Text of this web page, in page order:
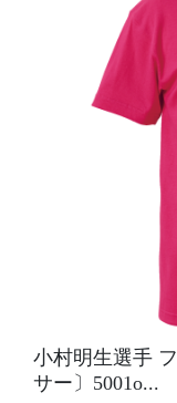
小村明生選手
サー〕5001o...